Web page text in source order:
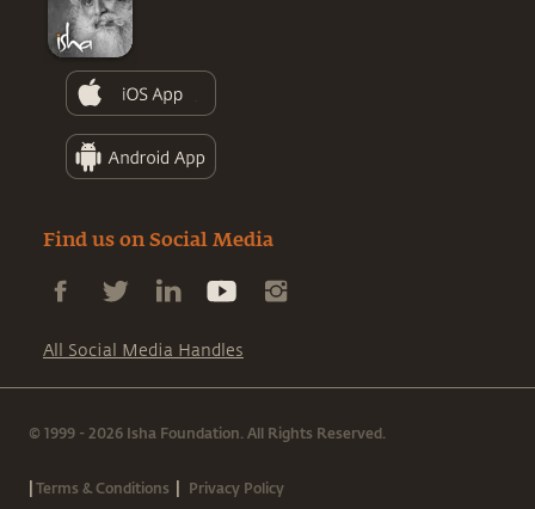
Find us on Social Media
All Social Media Handles
© 1999 - 2026 Isha Foundation. All Rights Reserved.
|Terms & Conditions | Privacy Policy